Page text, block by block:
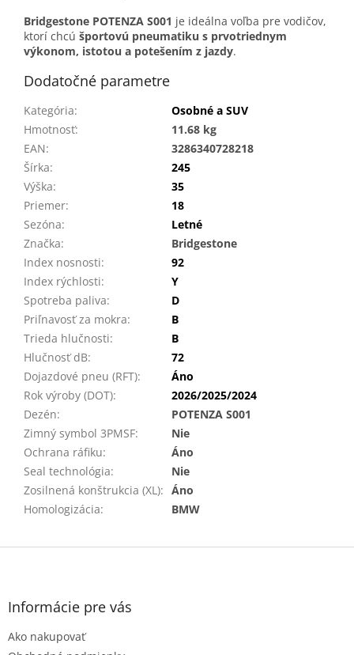
Bridgestone POTENZA S001 je ideálna voľba pre vodičov,
ktorí chcú športovú pneumatiku s prvotriednym
výkonom, istotou a potešením z jazdy.
Dodatočné parametre
Kategória:
Osobné a SUV
Hmotnosť:
11.68 kg
EAN:
3286340728218
Šírka:
245
Výška:
35
Priemer:
18
Sezóna:
Letné
Značka:
Bridgestone
Index nosnosti:
92
Index rýchlosti:
Y
Spotreba paliva:
D
Priľnavosť za mokra:
B
Trieda hlučnosti:
B
Hlučnosť dB:
72
Dojazdové pneu (RFT):
Áno
Rok výroby (DOT):
2026/2025/2024
Dezén:
POTENZA S001
Zimný symbol 3PMSF:
Nie
Ochrana ráfiku:
Áno
Seal technológia:
Nie
Zosilnená konštrukcia (XL): Áno
Homologizácia: BMW
Z
Informácie pre vás
Ako nakupovať